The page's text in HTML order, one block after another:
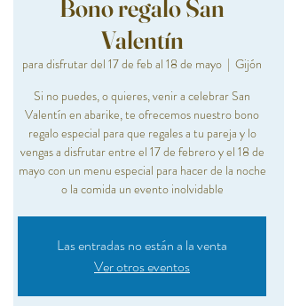
Bono regalo San
Valentín
para disfrutar del 17 de feb al 18 de mayo
  |
Gijón
Si no puedes, o quieres, venir a celebrar San
Valentín en abarike, te ofrecemos nuestro bono
regalo especial para que regales a tu pareja y lo
vengas a disfrutar entre el 17 de febrero y el 18 de
mayo con un menu especial para hacer de la noche
o la comida un evento inolvidable
Las entradas no están a la venta
Ver otros eventos